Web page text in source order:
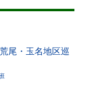
尾・玉名地区巡